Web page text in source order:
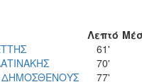
Λεπτό
61'
70'
77'